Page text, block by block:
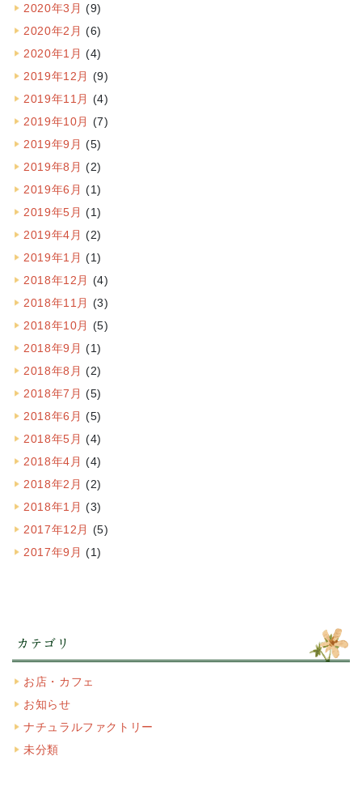
2020年3月 (9)
2020年2月 (6)
2020年1月 (4)
2019年12月 (9)
2019年11月 (4)
2019年10月 (7)
2019年9月 (5)
2019年8月 (2)
2019年6月 (1)
2019年5月 (1)
2019年4月 (2)
2019年1月 (1)
2018年12月 (4)
2018年11月 (3)
2018年10月 (5)
2018年9月 (1)
2018年8月 (2)
2018年7月 (5)
2018年6月 (5)
2018年5月 (4)
2018年4月 (4)
2018年2月 (2)
2018年1月 (3)
2017年12月 (5)
2017年9月 (1)
カテゴリ
お店・カフェ
お知らせ
ナチュラルファクトリー
未分類